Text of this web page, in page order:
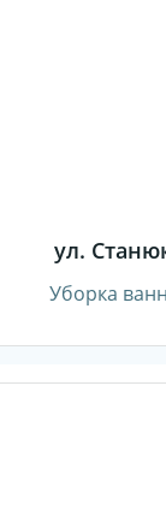
ул.
Уборка